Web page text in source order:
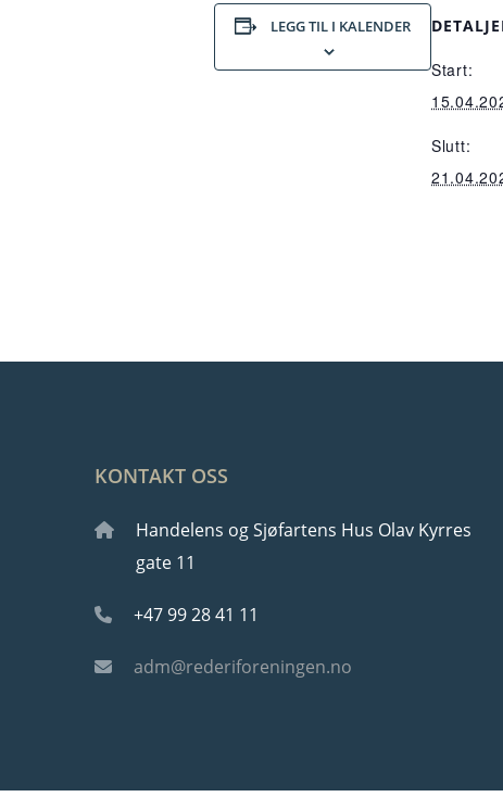
LEGG TIL I KALENDER
Start:
Slutt:
KONTAKT OSS
Handelens og Sjøfartens Hus Olav Kyrres
gate 11
+47 99 28 41 11
adm@rederiforeningen.no